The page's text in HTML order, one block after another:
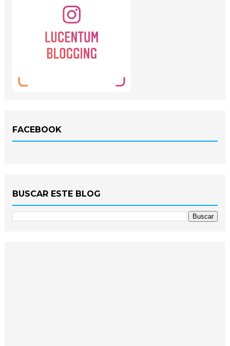
FACEBOOK
BUSCAR ESTE BLOG